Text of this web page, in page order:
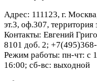
Адрес: 111123, г.
эт.3, оф.307,
Контакты: Евгений
8101 доб. 2;
Режим работы: пн-чт: с
16:00; сб-вс: выходной